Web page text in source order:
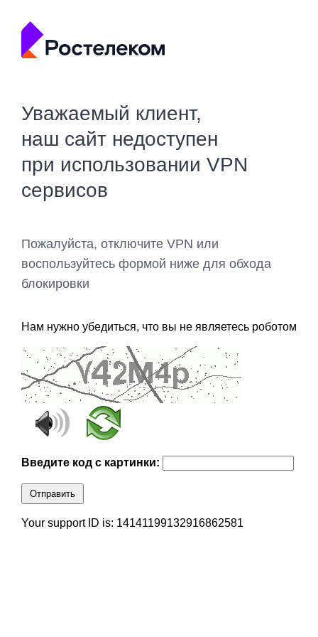
Уважаемый клиент,
наш сайт недоступен
при использовании VPN
сервисов
Пожалуйста, отключите VPN или
воспользуйтесь формой ниже для обхода
блокировки
Нам нужно убедиться, что вы не являетесь роботом
Введите код с картинки:
Отправить
Your support ID is: 14141199132916862581